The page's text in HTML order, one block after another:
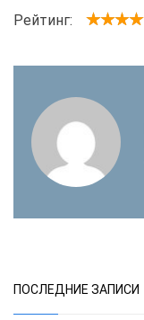
Рейтинг:
ПОСЛЕДНИЕ ЗАПИСИ